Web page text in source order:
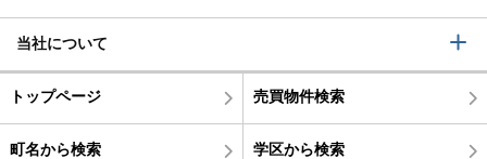
当社について
トップページ 売買物件検索
町名から検索 学区から検索